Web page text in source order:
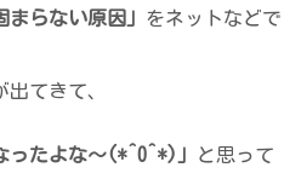
まらない原因」 をネットなどで
てきて、
ったよな～(*^O^*)」
と思って